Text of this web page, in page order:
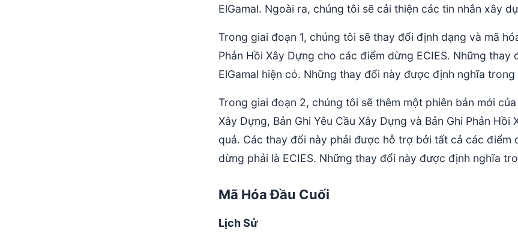
ElGamal. Ngoài ra, chúng tôi sẽ cải thiện các tin nhắn xây
Trong giai đoạn 1, chúng tôi sẽ thay đổi định dạng và mã
Phản Hồi Xây Dựng cho các điểm dừng ECIES. Những
ElGamal hiện có. Những thay đổi này được định nghĩa trong
Trong giai đoạn 2, chúng tôi sẽ thêm một phiên bản mới
Xây Dựng, Bản Ghi Yêu Cầu Xây Dựng và Bản Ghi Phản
quả. Các thay đổi này phải được hỗ trợ bởi tất cả các
dừng phải là ECIES. Những thay đổi này được định nghĩa
Mã Hóa Đầu Cuối
Lịch Sử